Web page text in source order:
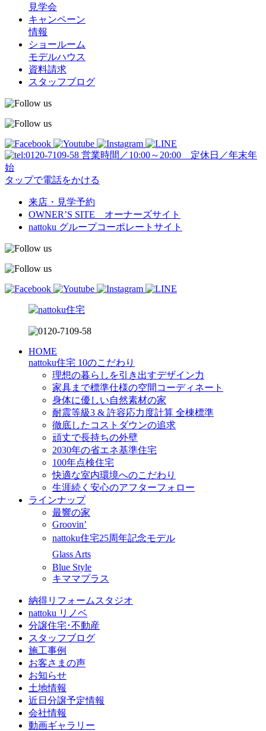
見学会
キャンペーン
情報
ショールーム
モデルハウス
資料請求
スタッフブログ
営業時間／10:00～20:00 定休日／年末年
始
タップで電話をかける
来店・見学予約
OWNER’S SITE オーナーズサイト
nattoku グループコーポレートサイト
HOME
nattoku住宅 10のこだわり
理想の暮らしを引き出すデザイン力
家具まで標準仕様の空間コーディネート
身体に優しい自然素材の家
耐震等級3 & 許容応力度計算 全棟標準
徹底したコストダウンの追求
頑丈で長持ちの外壁
2030年の省エネ基準住宅
100年点検住宅
快適な室内環境へのこだわり
生涯続く安心のアフターフォロー
ラインナップ
最響の家
Groovin’
nattoku住宅25周年記念モデル
Glass Arts
Blue Style
キママプラス
納得リフォームスタジオ
nattoku リノベ
分譲住宅･不動産
スタッフブログ
施工事例
お客さまの声
お知らせ
土地情報
近日分譲予定情報
会社情報
動画ギャラリー